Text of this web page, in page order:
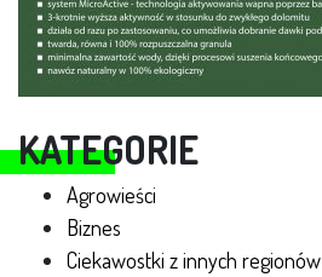
KATEGORIE
Agrowieści
Biznes
Ciekawostki z innych regionów